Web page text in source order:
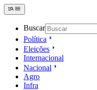
Buscar
Política
Eleições
Internacional
Nacional
Agro
Infra